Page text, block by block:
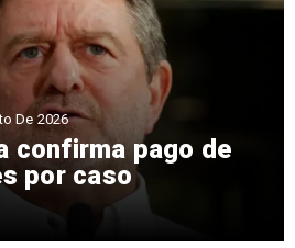
confirma pago de
por caso
De 2026